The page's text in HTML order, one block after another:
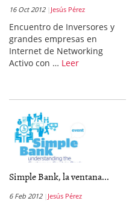
16 Oct 2012 Jesús Pérez
Encuentro de Inversores y
grandes empresas en
Internet de Networking
Activo con … Leer
Simple Bank, la ventana...
6 Feb 2012 Jesús Pérez